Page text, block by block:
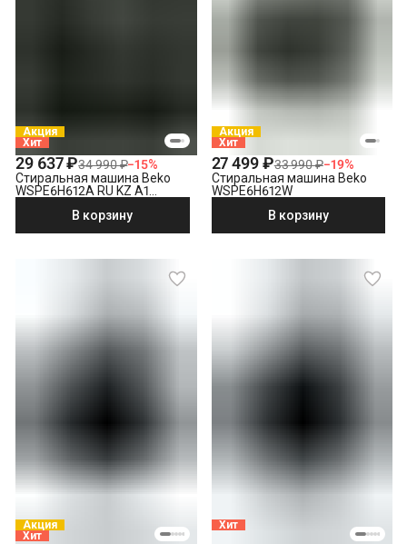
Демонтаж отдельностоящей стиральной машины
Утилизация техники
Акция
Хит
29 637 ₽34 990 ₽−15%
Стиральная машина Beko
WSPE6H612A RU KZ A1
В корзину
Акция
Хит
27 499 ₽33 990 ₽−19%
Стиральная машина Beko
WSPE6H612W
В корзину
Акция
Хит
Хит